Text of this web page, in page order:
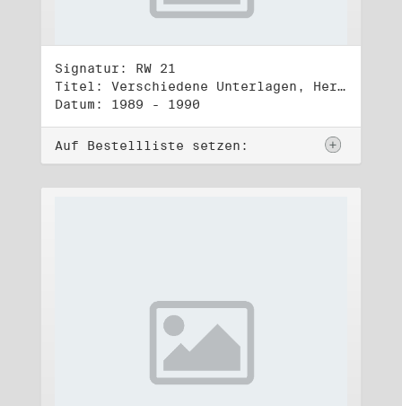
Signatur: RW 21
Titel: Verschiedene Unterlagen, Herbst 1989 bis Herbst 1990
Datum: 1989 - 1990
Auf Bestellliste setzen: